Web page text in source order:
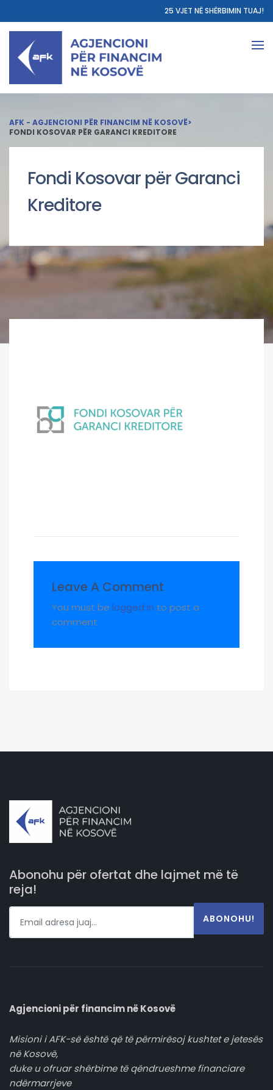
25 VJET NË SHËRBIMIN TUAJ!
AFK - AGJENCIONI PËR FINANCIM NË KOSOVË>
FONDI KOSOVAR PËR GARANCI KREDITORE
Fondi Kosovar për Garanci
Kreditore
Leave A Comment
You must be logged in to post a
comment.
Abonohu për ofertat dhe lajmet më të
reja!
ABONOHU!
Agjencioni për financim në Kosovë
Misioni i AFK-së është që të përmirësoj kushtet e jetesës
në Kosovë,
duke u ofruar shërbime të qëndrueshme financiare
ndërmarrjeve